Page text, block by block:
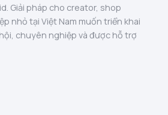
Giải pháp cho creator, shop
nhỏ tại Việt Nam muốn triển khai
chuyên nghiệp và được hỗ trợ